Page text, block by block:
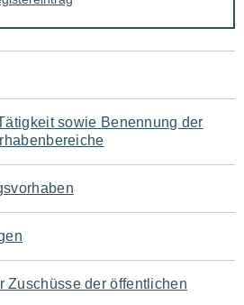
sowie Benennung der
Zuschüsse der öffentlichen